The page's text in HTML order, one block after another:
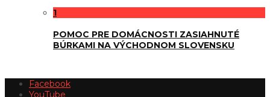
1
POMOC PRE DOMÁCNOSTI ZASIAHNUTÉ
BÚRKAMI NA VÝCHODNOM SLOVENSKU
Facebook
YouTube